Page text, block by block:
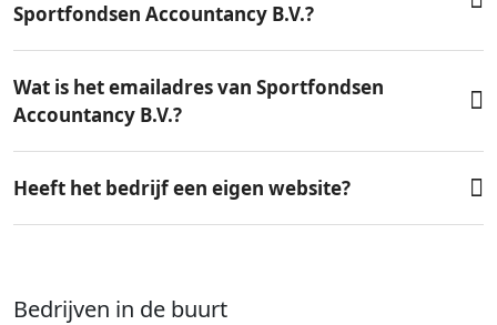
Sportfondsen Accountancy B.V.?
Wat is het emailadres van Sportfondsen
Accountancy B.V.?
Heeft het bedrijf een eigen website?
Bedrijven in de buurt